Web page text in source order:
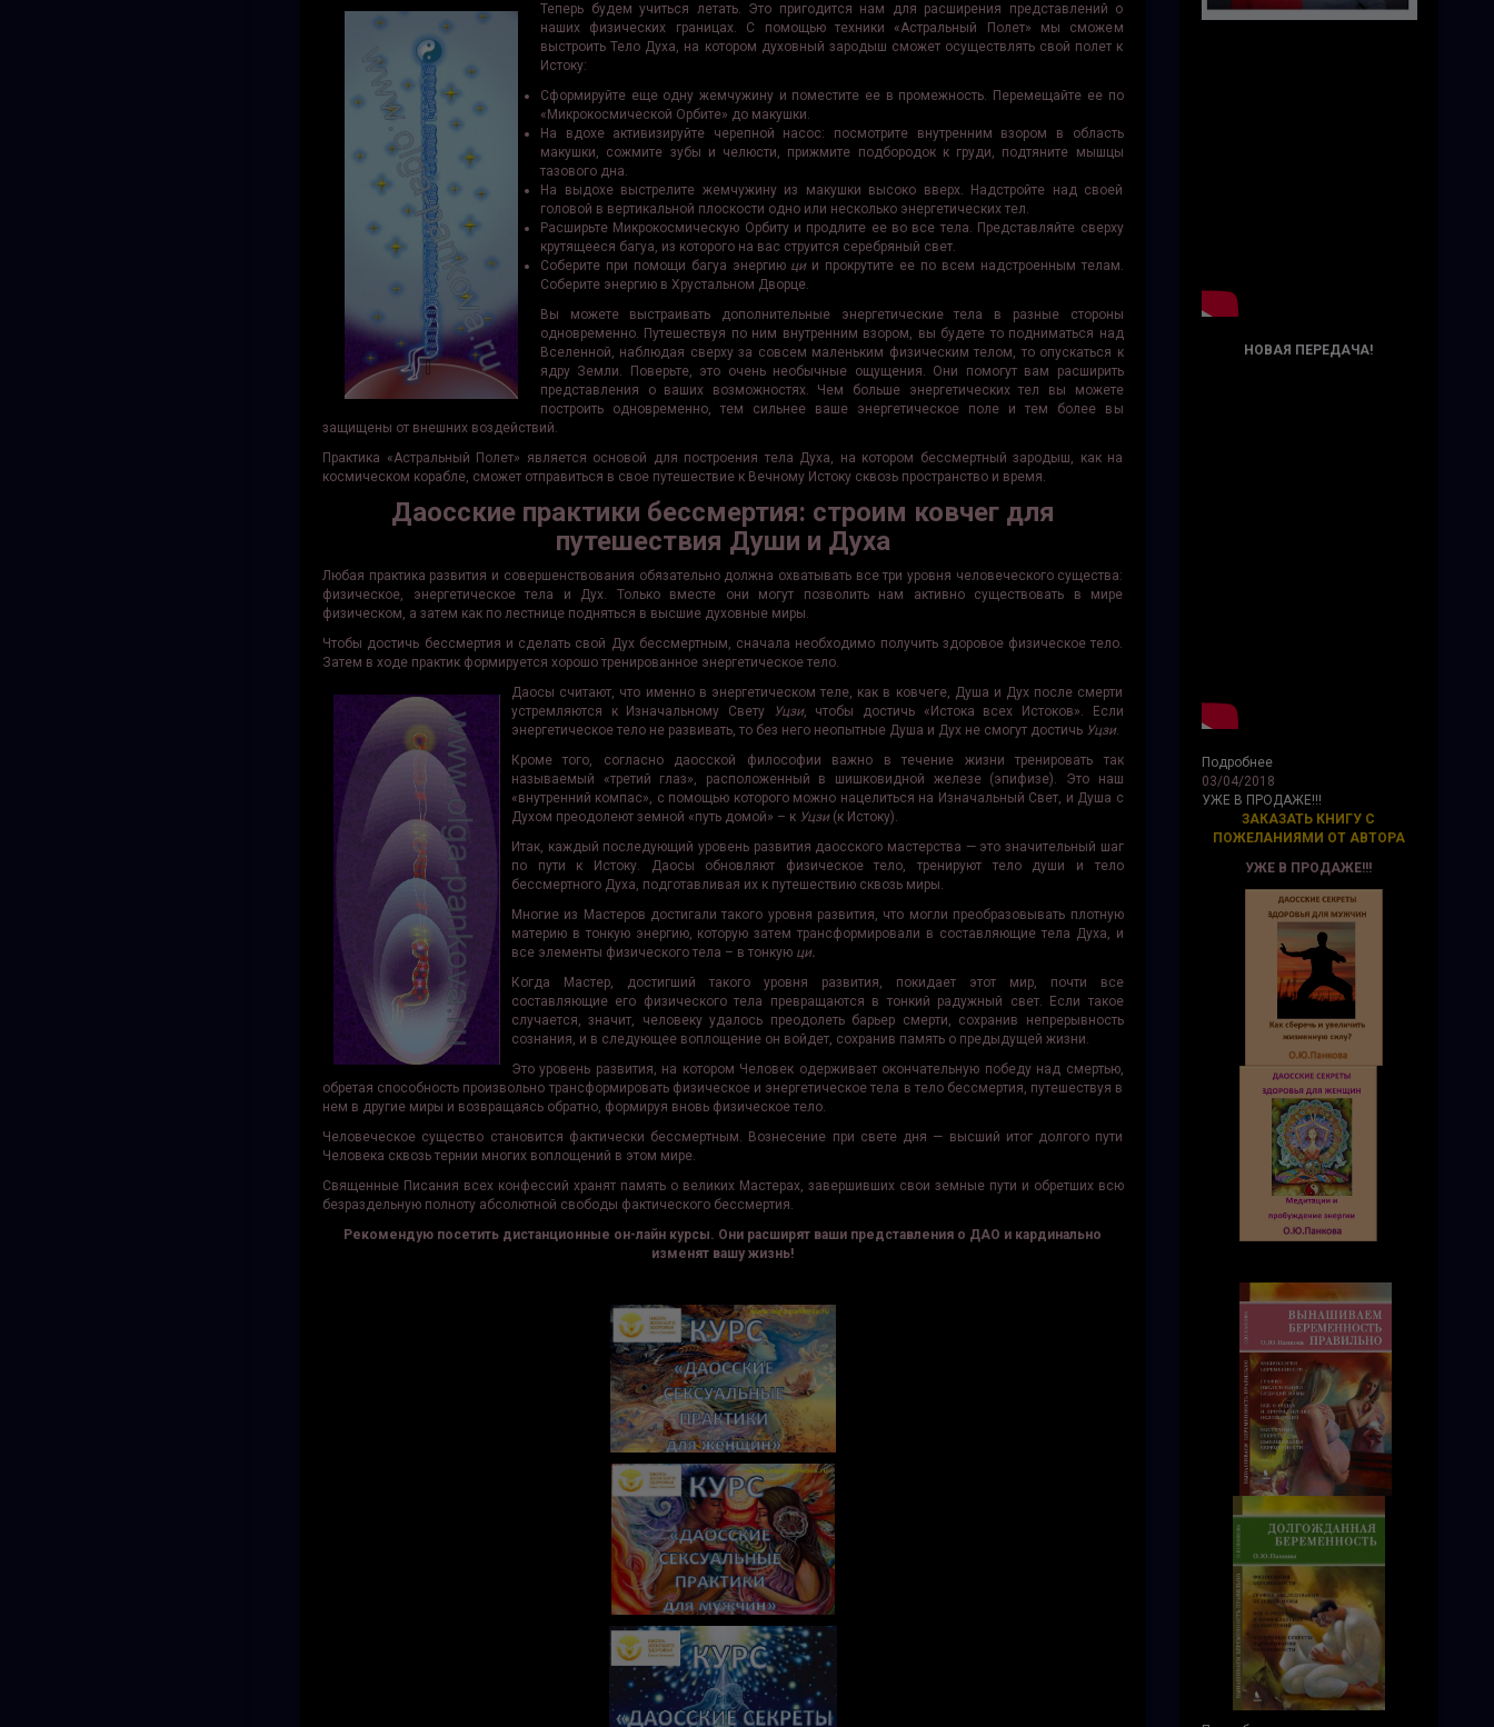
Теперь будем учиться летать. Это пригодится нам для расширения представлений о
наших физических границах. С помощью техники «Астральный Полет» мы сможем
выстроить Тело Духа, на котором духовный зародыш сможет осуществлять свой полет к
Истоку:
Сформируйте еще одну жемчужину и поместите ее в промежность. Перемещайте ее по
«Микрокосмической Орбите» до макушки.
На вдохе активизируйте черепной насос: посмотрите внутренним взором в область
макушки, сожмите зубы и челюсти, прижмите подбородок к груди, подтяните мышцы
тазового дна.
На выдохе выстрелите жемчужину из макушки высоко вверх. Надстройте над своей
головой в вертикальной плоскости одно или несколько энергетических тел.
Расширьте Микрокосмическую Орбиту и продлите ее во все тела. Представляйте сверху
крутящееся багуа, из которого на вас струится серебряный свет.
Соберите при помощи багуа энергию ции прокрутите ее по всем надстроенным телам.
Соберите энергию в Хрустальном Дворце.
Вы можете выстраивать дополнительные энергетические тела в разные стороны
одновременно. Путешествуя по ним внутренним взором, вы будете то подниматься над
Вселенной, наблюдая сверху за совсем маленьким физическим телом, то опускаться к
ядру Земли. Поверьте, это очень необычные ощущения. Они помогут вам расширить
представления о ваших возможностях. Чем больше энергетических тел вы можете
построить одновременно, тем сильнее ваше энергетическое поле и тем более вы
защищены от внешних воздействий.
Практика «Астральный Полет» является основой для построения тела Духа, на котором бессмертный зародыш, как на
космическом корабле, сможет отправиться в свое путешествие к Вечному Истоку сквозь пространство и время.
Даосские практики бессмертия: строим ковчег для
путешествия Души и Духа
Любая практика развития и совершенствования обязательно должна охва­тывать все три уровня человеческого существа:
физическое, энергетическое тела и Дух. Только вместе они могут позволить нам активно существовать в мире
физическом, а затем как по лестнице подняться в высшие духовные миры.
Чтобы достичь бессмертия и сделать свой Дух бессмертным, сначала необходимо получить здоровое физическое тело.
Затем в ходе практик формируется хорошо тренированное энергетическое тело.
Даосы считают, что именно в энергетическом теле, как в ковчеге, Душа и Дух после смерти
устремляются к Изначальному Свету Уцзи, чтобы достичь «Истока всех Истоков». Если
энергетическое тело не развивать, то без него неопытные Душа и Дух не смогут достичь Уцзи.
Кроме того, согласно даосской философии важно в течение жизни тренировать так
называемый «третий глаз», расположенный в шишковидной железе (эпифизе). Это наш
«внутренний компас», с помощью которого можно нацелиться на Изначальный Свет, и Душа с
Духом преодолеют земной «путь домой» – к Уцзи(к Истоку).
Итак, каждый последующий уровень развития даосского мастерства — это значительный шаг
по пути к Истоку. Даосы обновляют физическое тело, тренируют тело души и тело
бессмертного Духа, подготавливая их к путешествию сквозь миры.
Многие из Мастеров достигали такого уровня развития, что могли преобразовывать плотную
материю в тонкую энергию, которую затем трансформировали в составляющие тела Духа, и
все элементы физического тела – в тонкую ци.
Когда Мастер, достигший такого уровня развития, покидает этот мир, почти все
составляющие его физического тела превращаются в тонкий радужный свет. Если такое
случается, значит, человеку удалось преодолеть барьер смерти, сохранив непрерывность
сознания, и в следующее воплощение он войдет, сохранив память о предыдущей жизни.
Это уровень развития, на котором Человек одерживает окончательную победу над смертью,
обретая способность произвольно трансформировать физическое и энергетическое тела в тело бессмертия, путешествуя в
нем в другие миры и возвращаясь обратно, формируя вновь физическое тело.
Человеческое существо становится фактически бессмертным. Вознесение при свете дня — высший итог долгого пути
Человека сквозь тернии многих воплощений в этом мире.
Священные Писания всех конфессий хранят память о великих Мастерах, завершивших свои земные пути и обретших всю
безраздельную полноту абсолютной свободы фактического бессмертия.
Рекомендую посетить дистанционные он-лайн курсы. Они расширят ваши представления о ДАО и кардинально
изменят вашу жизнь!
НОВАЯ ПЕРЕДАЧА!
Подробнее
03/04/2018
УЖЕ В ПРОДАЖЕ!!!
ЗАКАЗАТЬ КНИГУ С
ПОЖЕЛАНИЯМИ ОТ АВТОРА
УЖЕ В ПРОДАЖЕ!!!